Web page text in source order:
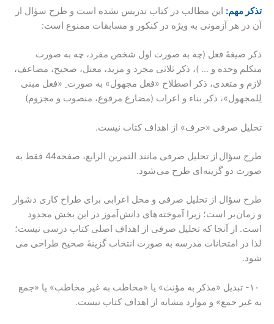
تذکر مهم: این مطالب در کتاب تدریس نشده است و طرح سؤال از
آن در هر آزمونی به ویژه در کنکور و مسابقات ممنوع است:
ذکر صیغۀ فعل (چه به صورت اول شخص مفرد، چه به صورت
متکلم وحده و … )، ذکر ثلاثی مجرد و مزید، معتل، صحیح، مضاعف،
لازم و متعدی، ذکر اصطلاح «فعل مجهول» به صورت ِ «فعل مبنی
لِلمجهول»، ذکر بناء و اعراب (مضارع مرفوع، منصوب و مجزوم)
تحلیل صرفی «حرف» از اهداف کتاب نیست.
طرح سؤال از تحلیل صرفی مانند التمرین الرابع، صفحه44 فقط به
صورت دو گزینه ای طرح می شود.
طرح سؤال از تحلیل صرفی و محل اعرابی برای طراح کاری دشوار
و زمان بر است؛ زیرا آموخته های دانش آموز در این بخش محدود
است. از آنجا که تحلیل صرفی از اهداف اصلی کتاب درسی نیست؛
لذا در امتحانات مدرسه به صورت انتخاب گزینۀ صحیح طراحی می
شود.
۱۰- تبدیل «مذکر به مؤنث» یا «مخاطب به غیر مخاطب» یا «جمع
به غیر جمع» و موارد مشابه از اهداف کتاب نیست.